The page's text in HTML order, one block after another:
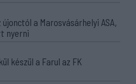
a Marosvásárhelyi ASA,
nyerni
készül a Farul az FK